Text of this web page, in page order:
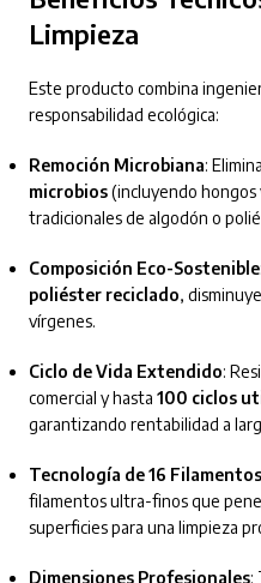
Limpieza
Este producto combina
responsabilidad ecológica:
Remoción Microbiana:
microbios(incluyendo hongos
tradicionales de algodón o
Composición Eco-Sostenible
poliéster reciclado,
vírgenes.
Ciclo de Vida Extendido:
comercial y hasta 100 ciclos
garantizando rentabilidad a
Tecnología de 16 Filamentos
filamentos ultra-finos que
superficies para una limpieza
Dimensiones Profesionales: